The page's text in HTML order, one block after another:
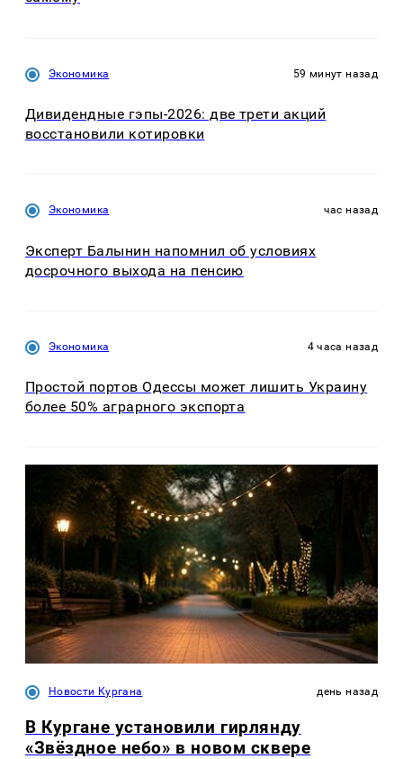
Экономика 59 минут назад
Дивидендные гэпы-2026: две трети акций
восстановили котировки
Экономика час назад
Эксперт Балынин напомнил об условиях
досрочного выхода на пенсию
Экономика 4 часа назад
Простой портов Одессы может лишить Украину
более 50% аграрного экспорта
Новости Кургана день назад
В Кургане установили гирлянду
«Звёздное небо» в новом сквере